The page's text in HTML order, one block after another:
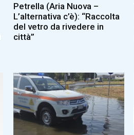
Petrella (Aria Nuova –
L’alternativa c’è): “Raccolta
del vetro da rivedere in
città”